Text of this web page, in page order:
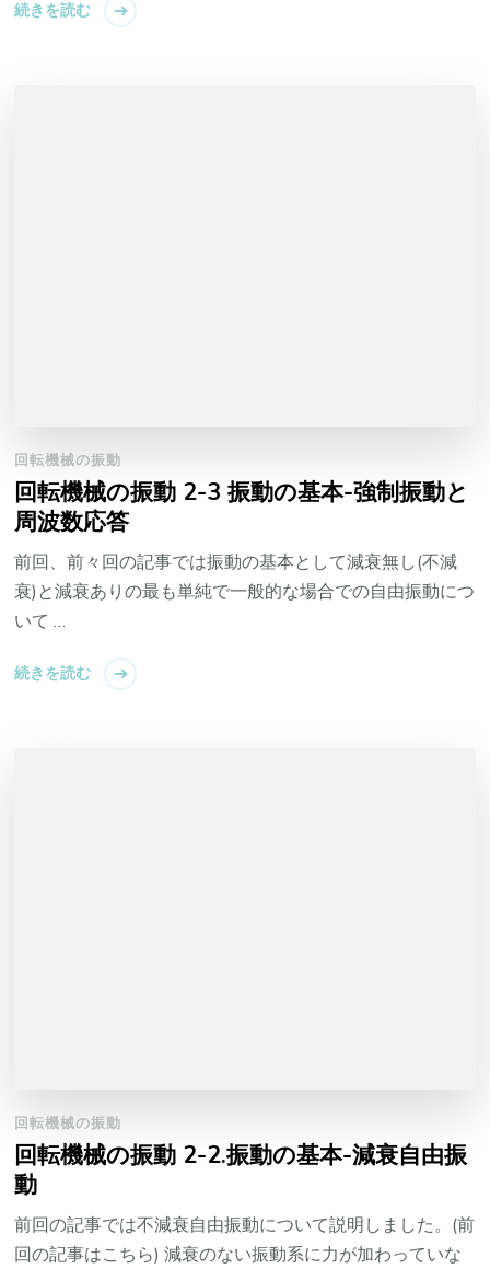
続きを読む
回転機械の振動
回転機械の振動 2-3 振動の基本-強制振動と
周波数応答
前回、前々回の記事では振動の基本として減衰無し(不減
衰)と減衰ありの最も単純で一般的な場合での自由振動につ
いて …
続きを読む
回転機械の振動
回転機械の振動 2-2.振動の基本-減衰自由振
動
前回の記事では不減衰自由振動について説明しました。(前
回の記事はこちら) 減衰のない振動系に力が加わっていな